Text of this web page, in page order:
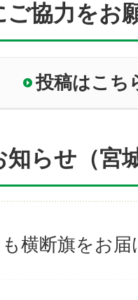
ご協力をお
投稿はこち
らせ（宮
横断旗をお